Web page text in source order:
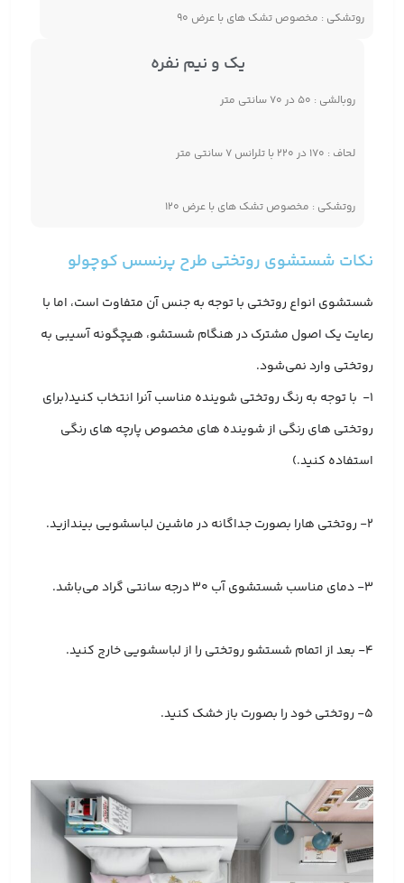
روتشکی : مخصوص تشک های با عرض ۹۰
یک و نیم نفره
روبالشی : ۵۰ در ۷۰ سانتی متر
لحاف : ۱۷۰ در ۲۲۰ با تلرانس ۷ سانتی متر
روتشکی : مخصوص تشک های با عرض ۱۲۰
نکات شستشوی روتختی طرح پرنسس کوچولو
شستشوی انواع روتختی با توجه به جنس آن متفاوت است، اما با
رعایت یک اصول مشترک در هنگام شستشو، هیچگونه آسیبی به
روتختی وارد نمی‌شود.
1- با توجه به رنگ روتختی شوینده مناسب آنرا انتخاب کنید(برای
روتختی های رنگی از شوینده های مخصوص پارچه های رنگی
استفاده کنید.)
2- روتختی هارا بصورت جداگانه در ماشین لباسشویی بیندازید.
3- دمای مناسب شستشوی آب 30 درجه سانتی گراد می‌باشد.
4- بعد از اتمام شستشو روتختی را از لباسشویی خارج کنید.
5- روتختی خود را بصورت باز خشک کنید.